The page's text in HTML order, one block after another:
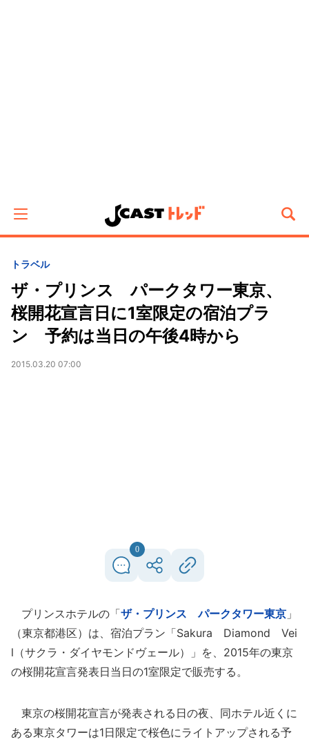
トラベル
ザ・プリンス パークタワー東京、
桜開花宣言日に1室限定の宿泊プラ
ン 予約は当日の午後4時から
2015.03.20 07:00
0
プリンスホテルの「ザ・プリンス パークタワー東京 」
（東京都港区）は、宿泊プラン「Sakura Diamond Vei
l（サクラ・ダイヤモンドヴェール）」を、2015年の東京
の桜開花宣言発表日当日の1室限定で販売する。
東京の桜開花宣言が発表される日の夜、同ホテル近くに
ある東京タワーは1日限定で桜色にライトアップされる予